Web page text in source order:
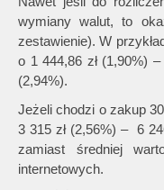
wymiany walut, to
zestawienie). W
o 1 444,86 zł (1,90%)
(2,94%).
Jeżeli chodzi o zakup
3 315 zł (2,56%) – 6
zamiast średniej
internetowych.